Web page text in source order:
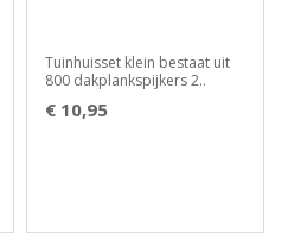
Tuinhuisset klein bestaat uit
800 dakplankspijkers 2..
€ 10,95